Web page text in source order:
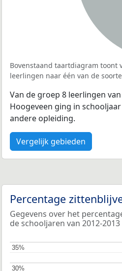
Bovenstaand taartdiagram toont
leerlingen naar één van de
Van de groep 8 leerlingen
Hoogeveen ging in schooljaar
andere opleiding.
Vergelijk gebieden
Percentage
Gegevens over het
de schooljaren van 2012-
30%
30%
35%
35%